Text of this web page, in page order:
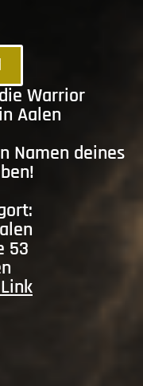
Warrior
Aalen
Namen deines
53